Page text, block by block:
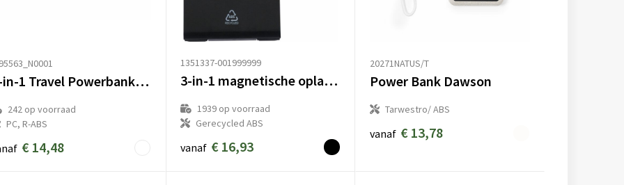
5-in-1 Travel Powerbank 2600 mAh - Bagageweegschaal - Zaklamp - Liniaal - Thermometer
242op voorraad
PC, R-ABS
€ 14,48
1351337-001999999
3-in-1 magnetische oplader Valerio
1939op voorraad
Gerecycled ABS
vanaf € 16,93
20271NATUS/T
Power Bank Dawson
Tarwestro/ ABS
vanaf € 13,78